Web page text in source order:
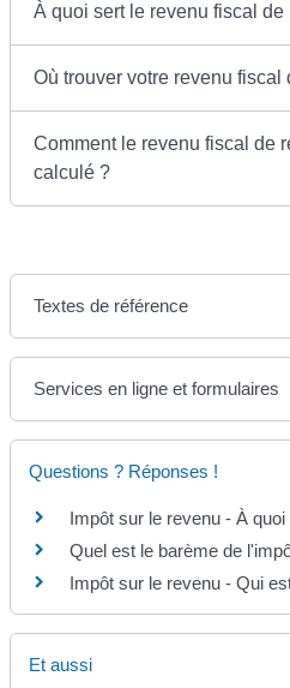
À quoi sert le revenu fiscal de
Où trouver votre revenu fiscal
Comment le revenu fiscal de
calculé ?
Textes de référence
Services en ligne et formulaires
Questions ? Réponses !
Impôt sur le revenu - À
Quel est le barème de
Impôt sur le revenu - Qui
Et aussi